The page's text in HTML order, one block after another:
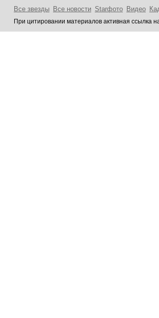
Все звезды Все новости Starфото Видео
При цитировании материалов активная ссылка